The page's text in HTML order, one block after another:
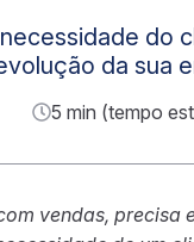
do
da sua
5 min (tempo
vendas, precisa